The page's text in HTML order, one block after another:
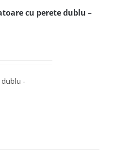
cu perete dublu –
dublu -